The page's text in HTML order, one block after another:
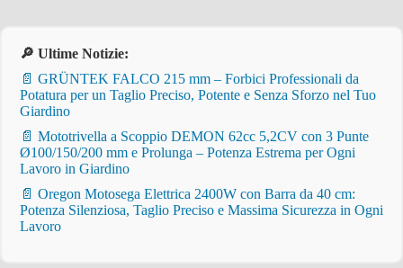
🔎 Ultime Notizie:
📄 GRÜNTEK FALCO 215 mm – Forbici Professionali da
Potatura per un Taglio Preciso, Potente e Senza Sforzo nel Tuo
Giardino
📄 Mototrivella a Scoppio DEMON 62cc 5,2CV con 3 Punte
Ø100/150/200 mm e Prolunga – Potenza Estrema per Ogni
Lavoro in Giardino
📄 Oregon Motosega Elettrica 2400W con Barra da 40 cm:
Potenza Silenziosa, Taglio Preciso e Massima Sicurezza in Ogni
Lavoro